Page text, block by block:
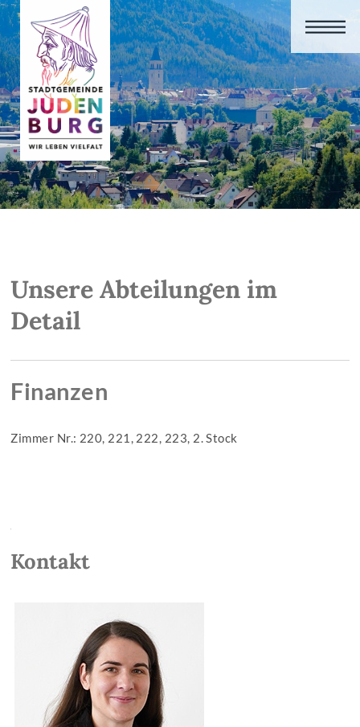
Unsere Abteilungen im
Detail
Finanzen
Zimmer Nr.: 220, 221, 222, 223, 2. Stock
Kontakt